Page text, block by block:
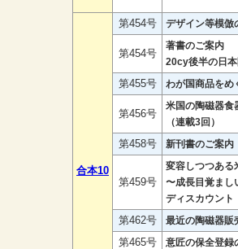
合本10
第454号 デザイン等模倣
第454号
著書のご案内
20cy後半の日
第455号
わが国商品をめ
第456号
米国の陶磁器食
（連載3回）
第458号
新刊書のご案内
第459号
変容しつつある
〜成長目覚まし
ディスカウント
第462号
最近の陶磁器販
第465号
意匠の保全登録